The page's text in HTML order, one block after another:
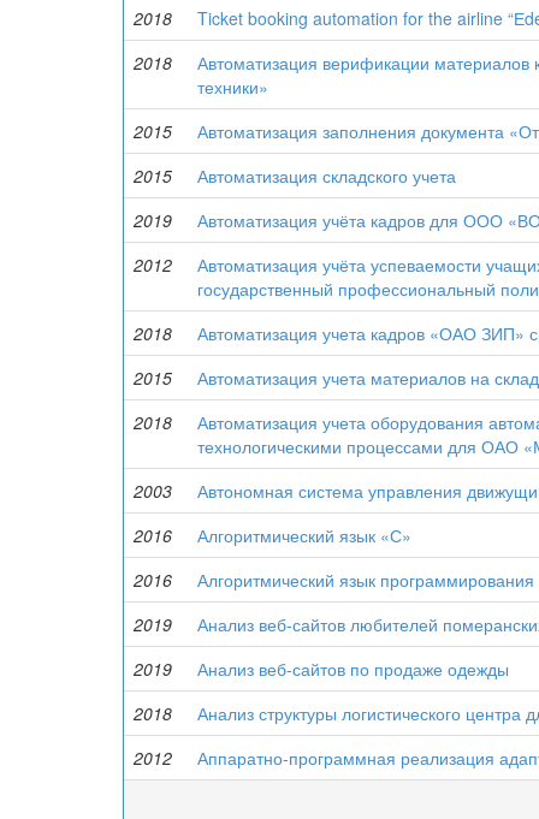
2018
Ticket booking automation for the airline
2018
Автоматизация верификации
техники»
2015 Автоматизация заполнения документа
2015
Автоматизация складского учета
2019
Автоматизация учёта кадров для ООО
2012
Автоматизация учёта успеваемости
государственный профессиональный
2018 Автоматизация учета кадров «ОАО ЗИП»
2015
Автоматизация учета материалов на
2018
Автоматизация учета оборудования
технологическими процессами для ОАО
2003 Автономная система управления
2016
Алгоритмический язык «С»
2016
Алгоритмический язык
2019
Анализ веб-сайтов любителей
2019
Анализ веб-сайтов по продаже одежды
2018
Анализ структуры логистического
2012
Аппаратно-программная реализация